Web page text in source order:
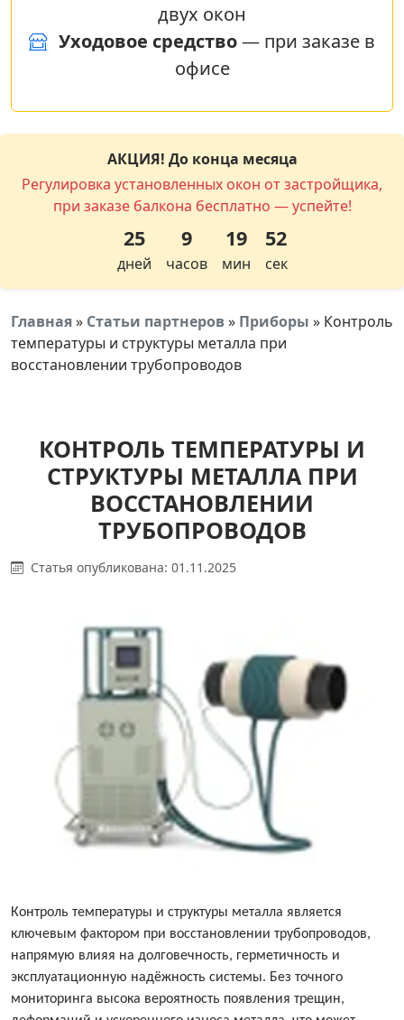
двух окон
Уходовое средство— при заказе в
офисе
АКЦИЯ! До конца месяца
Регулировка установленных окон от застройщика,
при заказе балкона бесплатно — успейте!
25
дней
9
часов
19
мин
52
сек
Главная» Статьи партнеров» Приборы » Контроль
температуры и структуры металла при
восстановлении трубопроводов
КОНТРОЛЬ ТЕМПЕРАТУРЫ И
СТРУКТУРЫ МЕТАЛЛА ПРИ
ВОССТАНОВЛЕНИИ
ТРУБОПРОВОДОВ
Статья опубликована: 01.11.2025
Контроль температуры и структуры металла является
ключевым фактором при восстановлении трубопроводов,
напрямую влияя на долговечность, герметичность и
эксплуатационную надёжность системы. Без точного
мониторинга высока вероятность появления трещин,